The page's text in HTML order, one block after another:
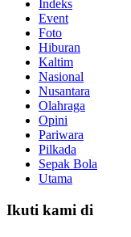
Indeks
Event
Foto
Hiburan
Kaltim
Nasional
Nusantara
Olahraga
Opini
Pariwara
Pilkada
Sepak Bola
Utama
Ikuti kami di